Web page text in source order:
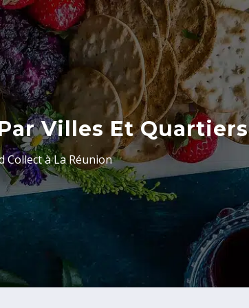
Villes Et Quartiers
Collect à La Réunion